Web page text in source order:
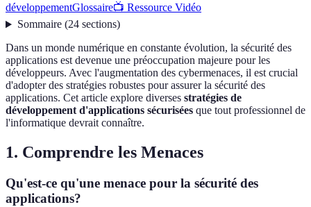
développementGlossaire📺 Ressource Vidéo
Sommaire(24 sections)
Dans un monde numérique en constante évolution, la sécurité des
applications est devenue une préoccupation majeure pour les
développeurs. Avec l'augmentation des cybermenaces, il est crucial
d'adopter des stratégies robustes pour assurer la sécurité des
applications. Cet article explore diverses stratégies de
développement d'applications sécurisées que tout professionnel de
l'informatique devrait connaître.
1. Comprendre les Menaces
Qu'est-ce qu'une menace pour la sécurité des
applications?